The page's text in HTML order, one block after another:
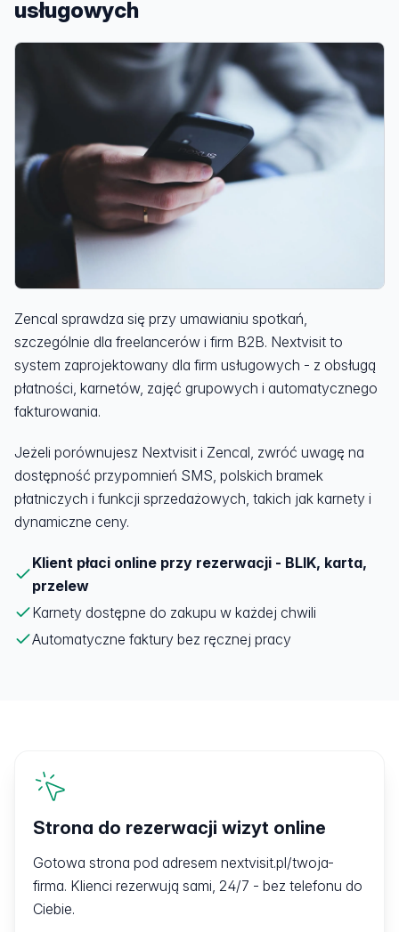
usługowych
Zencal sprawdza się przy umawianiu spotkań,
szczególnie dla freelancerów i firm B2B. Nextvisit to
system zaprojektowany dla firm usługowych - z obsługą
płatności, karnetów, zajęć grupowych i automatycznego
fakturowania.
Jeżeli porównujesz Nextvisit i Zencal, zwróć uwagę na
dostępność przypomnień SMS, polskich bramek
płatniczych i funkcji sprzedażowych, takich jak karnety i
dynamiczne ceny.
Klient płaci online przy rezerwacji - BLIK, karta,
przelew
Karnety dostępne do zakupu w każdej chwili
Automatyczne faktury bez ręcznej pracy
Strona do rezerwacji wizyt online
Gotowa strona pod adresem nextvisit.pl/twoja-
firma. Klienci rezerwują sami, 24/7 - bez telefonu do
Ciebie.